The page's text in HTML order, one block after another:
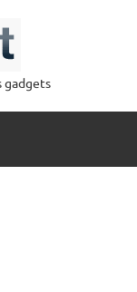
gadgets